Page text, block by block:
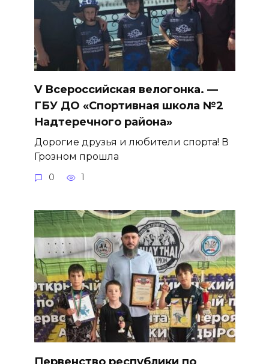
V Всероссийская велогонка. —
ГБУ ДО «Спортивная школа №2
Надтеречного района»
Дорогие друзья и любители спорта! В
Грозном прошла
0 1
Первенство республики по